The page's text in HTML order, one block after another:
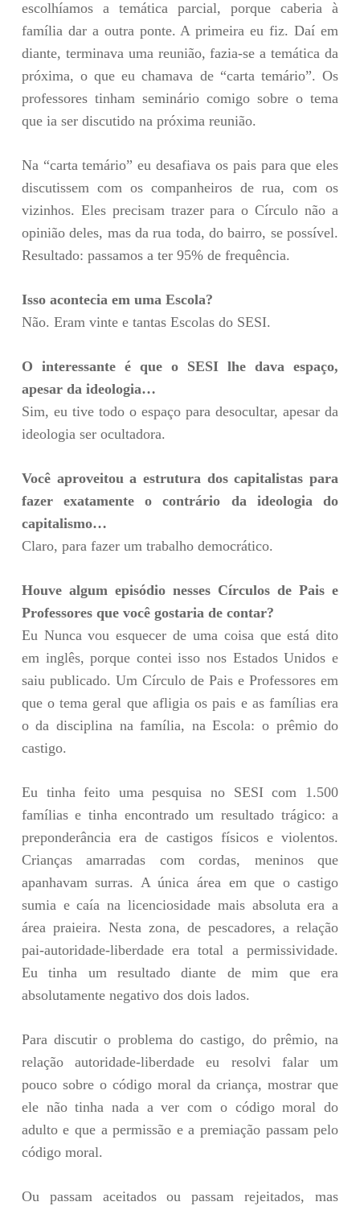
escolhíamos a temática parcial, porque caberia à
família dar a outra ponte. A primeira eu fiz. Daí em
diante, terminava uma reunião, fazia-se a temática da
próxima, o que eu chamava de “carta temário”. Os
professores tinham seminário comigo sobre o tema
que ia ser discutido na próxima reunião.
Na “carta temário” eu desafiava os pais para que eles
discutissem com os companheiros de rua, com os
vizinhos. Eles precisam trazer para o Círculo não a
opinião deles, mas da rua toda, do bairro, se possível.
Resultado: passamos a ter 95% de frequência.
Isso acontecia em uma Escola?
Não. Eram vinte e tantas Escolas do SESI.
O interessante é que o SESI lhe dava espaço,
apesar da ideologia…
Sim, eu tive todo o espaço para desocultar, apesar da
ideologia ser ocultadora.
Você aproveitou a estrutura dos capitalistas para
fazer exatamente o contrário da ideologia do
capitalismo…
Claro, para fazer um trabalho democrático.
Houve algum episódio nesses Círculos de Pais e
Professores que você gostaria de contar?
Eu Nunca vou esquecer de uma coisa que está dito
em inglês, porque contei isso nos Estados Unidos e
saiu publicado. Um Círculo de Pais e Professores em
que o tema geral que afligia os pais e as famílias era
o da disciplina na família, na Escola: o prêmio do
castigo.
Eu tinha feito uma pesquisa no SESI com 1.500
famílias e tinha encontrado um resultado trágico: a
preponderância era de castigos físicos e violentos.
Crianças amarradas com cordas, meninos que
apanhavam surras. A única área em que o castigo
sumia e caía na licenciosidade mais absoluta era a
área praieira. Nesta zona, de pescadores, a relação
pai-autoridade-liberdade era total a permissividade.
Eu tinha um resultado diante de mim que era
absolutamente negativo dos dois lados.
Para discutir o problema do castigo, do prêmio, na
relação autoridade-liberdade eu resolvi falar um
pouco sobre o código moral da criança, mostrar que
ele não tinha nada a ver com o código moral do
adulto e que a permissão e a premiação passam pelo
código moral.
Ou passam aceitados ou passam rejeitados, mas